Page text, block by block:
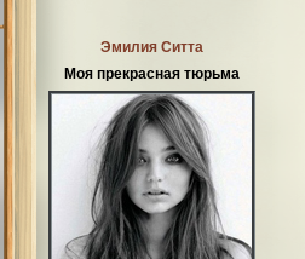
Эмилия Ситта
Моя прекрасная тюрьма